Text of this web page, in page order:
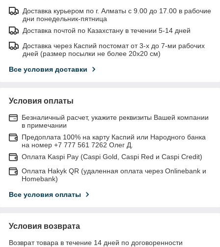
Доставка курьером по г. Алматы с 9.00 до 17.00 в рабочие
дни понедельник-пятница
Доставка почтой по Казахстану в течении 5-14 дней
Доставка через Каспий постомат от 3-х до 7-ми рабочих
дней (размер посылки не более 20х20 см)
Все условия доставки
Условия оплаты
Безналичный расчет, укажите реквизиты Вашей компании
в примечании
Предоплата 100% на карту Каспий или Народного банка
на номер +7 777 561 7262 Олег Д.
Оплата Kaspi Pay (Caspi Gold, Caspi Red и Caspi Credit)
Оплата Hakyk QR (удаленная оплата через Onlinebank и
Homebank)
Все условия оплаты
Условия возврата
Возврат товара в течение 14 дней по договоренности